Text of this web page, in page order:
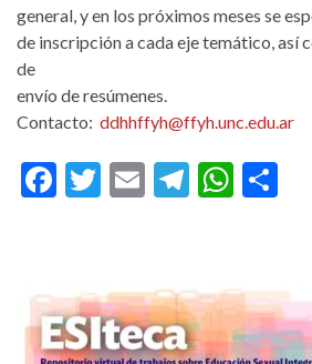
general, y en los próximos meses se
de inscripción a cada eje temático, así
de
envío de resúmenes.
Contacto: ddhhffyh@ffyh.unc.edu.ar
F
o
T
er
E
l
T
gr
a
W
s
A
p
ar